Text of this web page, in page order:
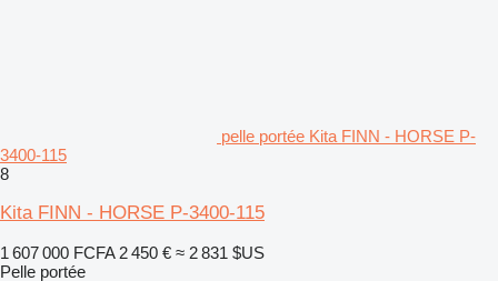
pelle portée Kita FINN - HORSE P-
3400-115
8
Kita FINN - HORSE P-3400-115
1 607 000 FCFA 2 450 € ≈ 2 831 $US
Pelle portée